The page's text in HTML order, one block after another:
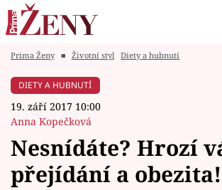
Módní alarm
Zrádci
Témata
Prima Ženy ■ Životní styl Diety a hubnutí
DIETY A HUBNUTÍ
19. září 2017 10:00
Anna Kopečková
Nesnídáte? Hrozí
přejídání a obezita!